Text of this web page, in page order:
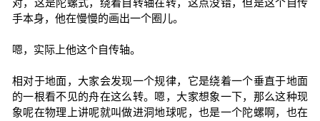
对，这是陀螺式，绕着自转轴在转，这点没错，但是这个自传
手本身，他在慢慢的画出一个圈儿。
嗯，实际上他这个自传轴。
相对于地面，大家会发现一个规律，它是绕着一个垂直于地面
的一根看不见的舟在这么转。嗯，大家想象一下，那么这种现
象呢在物理上讲呢就叫做进洞地球呢，也是一个陀螺啊，也在